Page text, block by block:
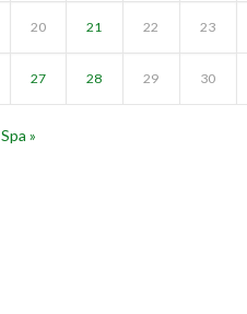
20 21 22 23
27 28 29 30
Spa »